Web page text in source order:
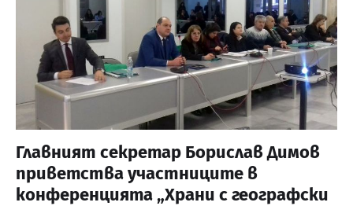
Главният секретар Борислав Димов
приветства участниците в
конференцията „Храни с географски